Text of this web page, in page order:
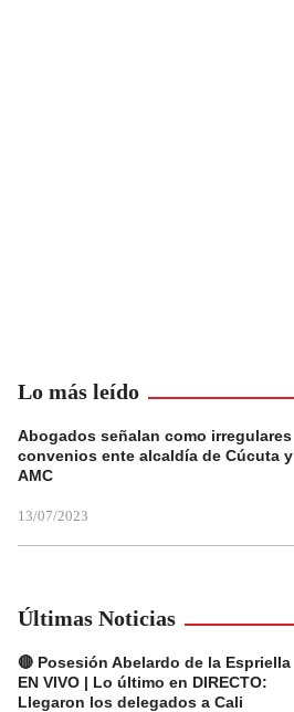
Lo más leído
Abogados señalan como irregulares
convenios ente alcaldía de Cúcuta y
AMC
13/07/2023
Últimas Noticias
🔴 Posesión Abelardo de la Espriella
EN VIVO | Lo último en DIRECTO:
Llegaron los delegados a Cali